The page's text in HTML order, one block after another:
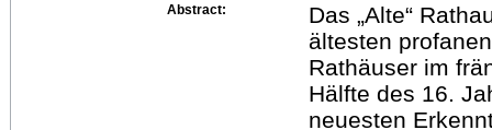
Abstract:
Das „Alte“
ältesten
Rathäuser im
Hälfte des 16.
neuesten